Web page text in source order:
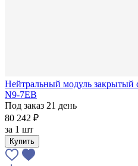
Нейтральный модуль
N9-7EB
Под заказ 21 день
80 242 ₽
за 1 шт
Купить